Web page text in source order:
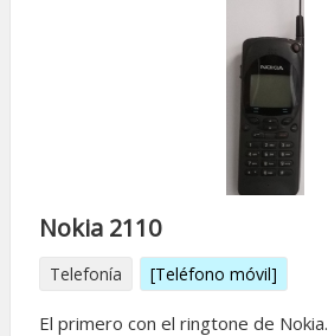
Nokia 2110
Telefonía [Teléfono móvil]
El primero con el ringtone de Nokia.